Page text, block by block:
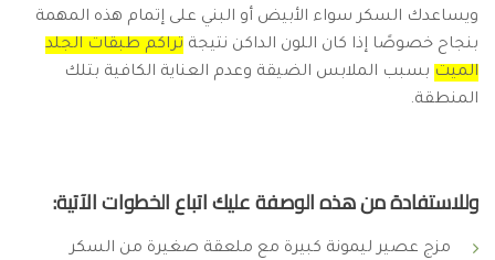
ويساعدك السكر سواء الأبيض أو البني على إتمام هذه المهمة
بنجاح خصوصًا إذا كان اللون الداكن نتيجة تراكم طبقات الجلد
الميت بسبب الملابس الضيقة وعدم العناية الكافية بتلك
المنطقة.
وللاستفادة من هذه الوصفة عليك اتباع الخطوات الآتية:
مزج عصير ليمونة كبيرة مع ملعقة صغيرة من السكر